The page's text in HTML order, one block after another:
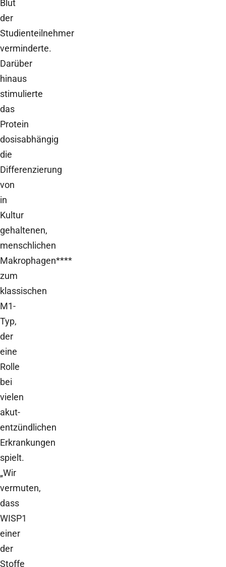
Blut
der
Studienteilnehmer
verminderte.
Darüber
hinaus
stimulierte
das
Protein
dosisabhängig
die
Differenzierung
von
in
Kultur
gehaltenen,
menschlichen
Makrophagen****
zum
klassischen
M1-
Typ,
der
eine
Rolle
bei
vielen
akut-
entzündlichen
Erkrankungen
spielt.
„Wir
vermuten,
dass
WISP1
einer
der
Stoffe